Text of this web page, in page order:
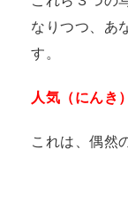
なりつつ、あ
す。
人気（にんき
これは、偶然